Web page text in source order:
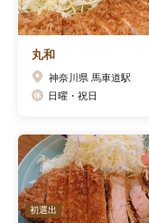
丸和
神奈川県 馬車道駅
日曜・祝日
初選出